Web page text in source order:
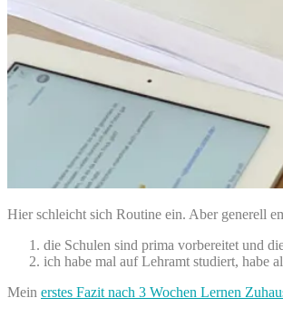
Hier schleicht sich Routine ein. Aber generell
die Schulen sind prima vorbereitet und
ich habe mal auf Lehramt studiert, habe
Mein erstes Fazit nach 3 Wochen Lernen